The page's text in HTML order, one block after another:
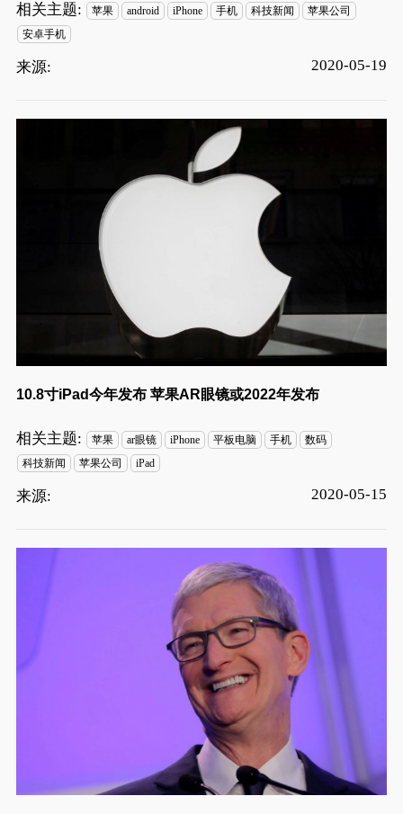
相关主题: 苹果 android iPhone 手机 科技新闻
苹果公司
安卓手机
来源: 2020-05-19
10.8寸iPad今年发布 苹果AR眼镜或2022年发布
相关主题: 苹果 ar眼镜 iPhone 平板电脑 手机
数码
科技新闻
苹果公司 iPad
来源: 2020-05-15